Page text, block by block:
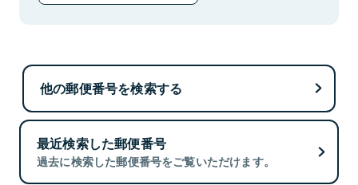
他の郵便番号を検索する
最近検索した郵便番号
過去に検索した郵便番号をご覧いただけます。